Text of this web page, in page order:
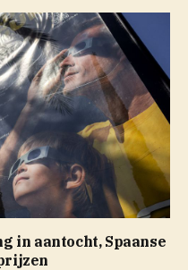
in aantocht, Spaanse